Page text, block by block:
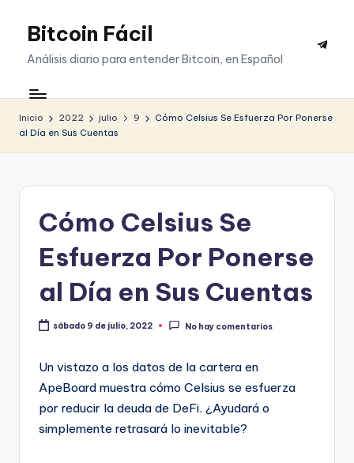
SaltarBitcoin Fácil
Análisis diario para entender Bitcoin, en Español
Inicio 2022 julio 9
Cómo Celsius Se Esfuerza Por Ponerse
al Día en Sus Cuentas
Cómo Celsius Se
Esfuerza Por Ponerse
al Día en Sus Cuentas
sábado 9 de julio, 2022 No hay comentarios
Un vistazo a los datos de la cartera en
ApeBoard muestra cómo Celsius se esfuerza
por reducir la deuda de DeFi. ¿Ayudará o
simplemente retrasará lo inevitable?